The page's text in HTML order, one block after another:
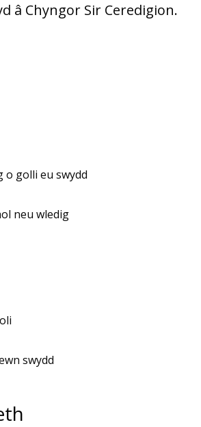
â Chyngor Sir Ceredigion.
o golli eu swydd
neu wledig
swydd